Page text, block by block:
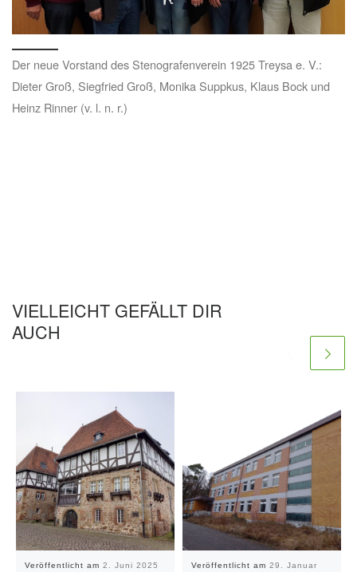
Der neue Vorstand des Stenografenverein 1925 Treysa e. V.:
Dieter Groß, Siegfried Groß, Monika Suppkus, Klaus Bock und
Heinz Rinner (v. l. n. r.)
VIELLEICHT GEFÄLLT DIR
AUCH
Veröffentlicht am2. Juni 2025 Veröffentlicht am29. Januar